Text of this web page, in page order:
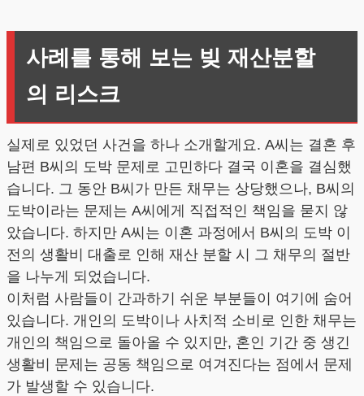
사례를 통해 보는 빚 재산분할
의 리스크
실제로 있었던 사건을 하나 소개할게요. A씨는 결혼 후
남편 B씨의 도박 문제로 고민하다 결국 이혼을 결심했
습니다. 그 동안 B씨가 만든 채무는 상당했으나, B씨의
도박이라는 문제는 A씨에게 직접적인 책임을 묻지 않
았습니다. 하지만 A씨는 이혼 과정에서 B씨의 도박 이
전의 생활비 대출로 인해 재산 분할 시 그 채무의 절반
을 나누게 되었습니다.
이처럼 사람들이 간과하기 쉬운 부분들이 여기에 숨어
있습니다. 개인의 도박이나 사치적 소비로 인한 채무는
개인의 책임으로 돌아올 수 있지만, 혼인 기간 중 생긴
생활비 문제는 공동 책임으로 여겨진다는 점에서 문제
가 발생할 수 있습니다.